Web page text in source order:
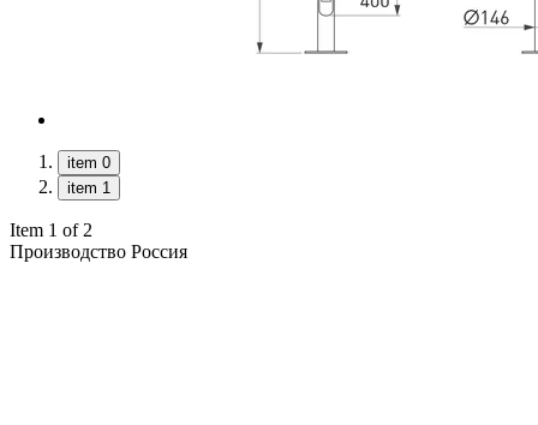
item 0
item 1
Item 1 of 2
Производство Россия